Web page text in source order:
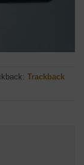
Trackback